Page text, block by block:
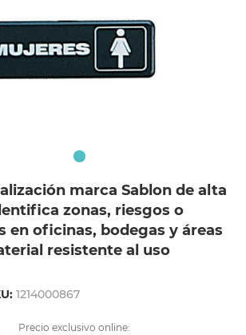
marca Sablon de alta
zonas, riesgos o
en oficinas, bodegas y áreas
resistente al uso
1214000867
Precio exclusivo online: